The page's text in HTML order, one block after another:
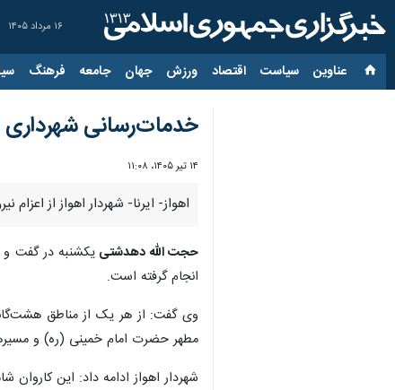
۱۶ مرداد ۱۴۰۵
عناوین‌ سیاست اقتصاد ورزش جهان جامعه فرهنگ
خدمات‌رسانی شهرداری
۱۴ تیر ۱۴۰۵، ۱۱:۰۸
اهواز- ایرنا- شهردار اهواز از
حجت الله دهدشتییکشنبه در گفت و
انجام گرفته است.
وی گفت: از هر یک از مناطق
مطهر حضرت امام خمینی (ره) و
شهردار اهواز ادامه داد: این کاروان شامل ۶۴ نیروی عملیاتی پاکبان به همراه هفت نفر از کادر مدیریت و